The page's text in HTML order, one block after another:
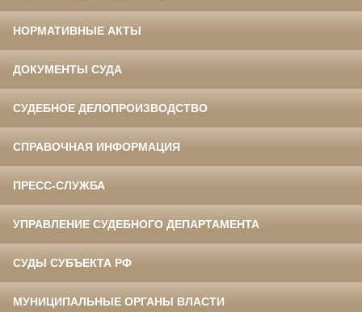
НОРМАТИВНЫЕ АКТЫ
ДОКУМЕНТЫ СУДА
СУДЕБНОЕ ДЕЛОПРОИЗВОДСТВО
СПРАВОЧНАЯ ИНФОРМАЦИЯ
ПРЕСС-СЛУЖБА
УПРАВЛЕНИЕ СУДЕБНОГО ДЕПАРТАМЕНТА
СУДЫ СУБЪЕКТА РФ
МУНИЦИПАЛЬНЫЕ ОРГАНЫ ВЛАСТИ